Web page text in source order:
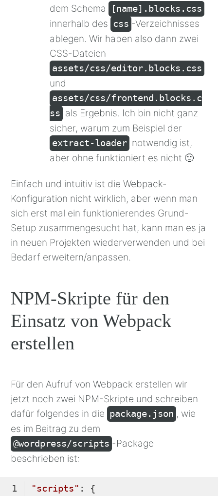
dem Schema
[name].blocks.css
innerhalb des css -Verzeichnisses
ablegen. Wir haben also dann zwei
CSS-Dateien
assets/css/editor.blocks.css
und
assets/css/frontend.blocks.c
ss als Ergebnis. Ich bin nicht ganz
sicher, warum zum Beispiel der
extract-loader notwendig ist,
aber ohne funktioniert es nicht 🙂
Einfach und intuitiv ist die Webpack-
Konfiguration nicht wirklich, aber wenn man
sich erst mal ein funktionierendes Grund-
Setup zusammengesucht hat, kann man es ja
in neuen Projekten wiederverwenden und bei
Bedarf erweitern/anpassen.
NPM-Skripte für den
Einsatz von Webpack
erstellen
Für den Aufruf von Webpack erstellen wir
jetzt noch zwei NPM-Skripte und schreiben
dafür folgendes in die package.json , wie
es im Beitrag zu dem
@wordpress/scripts -Package
beschrieben ist:
"scripts"